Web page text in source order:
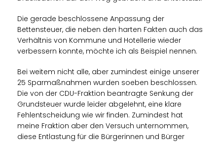
Die gerade beschlossene Anpassung der
Bettensteuer, die neben den harten Fakten auch das
Verhältnis von Kommune und Hotellerie wieder
verbessern konnte, möchte ich als Beispiel nennen.
Bei weitem nicht alle, aber zumindest einige unserer
25 Sparmaßnahmen wurden soeben beschlossen.
Die von der CDU-Fraktion beantragte Senkung der
Grundsteuer wurde leider abgelehnt, eine klare
Fehlentscheidung wie wir finden. Zumindest hat
meine Fraktion aber den Versuch unternommen,
diese Entlastung für die Bürgerinnen und Bürger